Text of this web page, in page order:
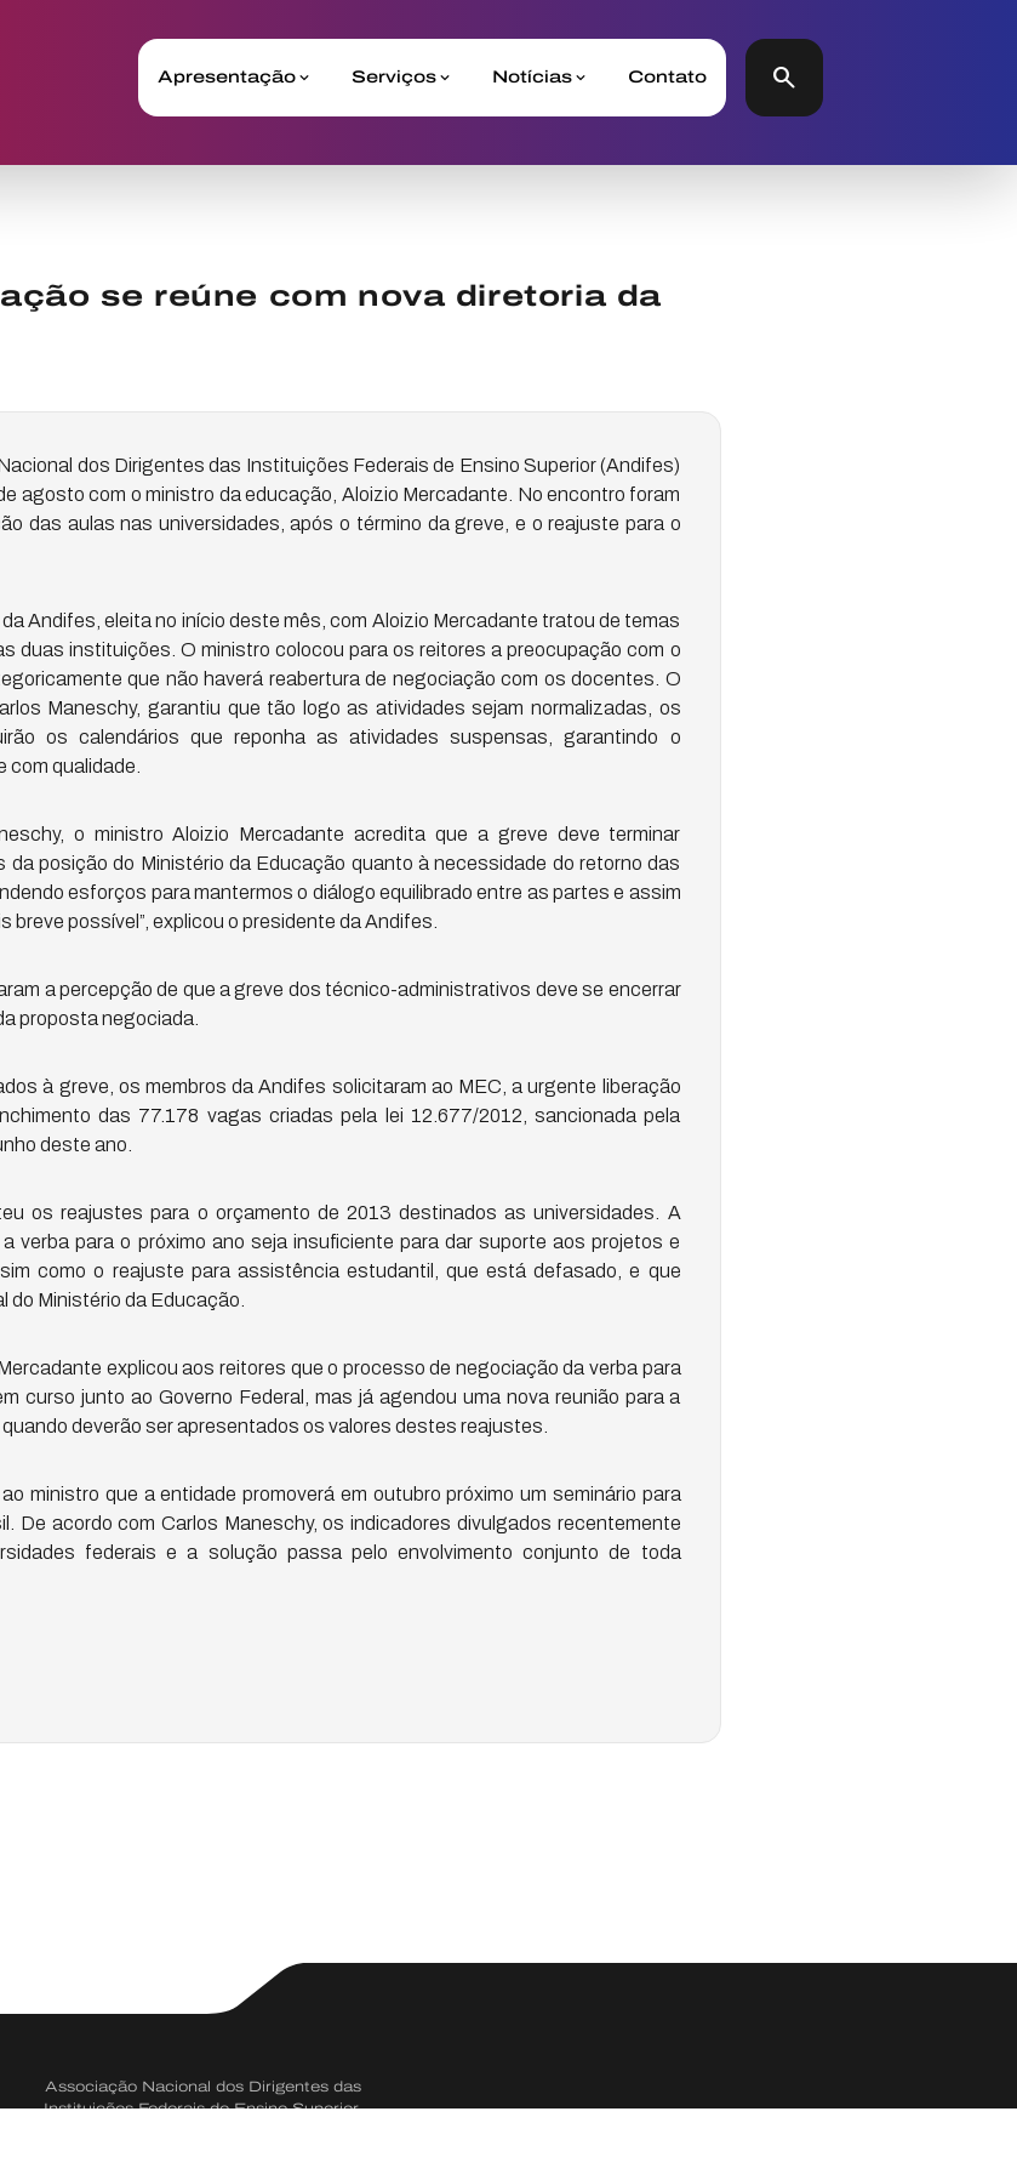
Apresentação Serviços Notícias Contato search
se reúne com nova diretoria da
dos Dirigentes das Instituições Federais de Ensino Superior (Andifes)
agosto com o ministro da educação, Aloizio Mercadante. No encontro foram
das aulas nas universidades, após o término da greve, e o reajuste para o
Andifes, eleita no início deste mês, com Aloizio Mercadante tratou de temas
duas instituições. O ministro colocou para os reitores a preocupação com o
que não haverá reabertura de negociação com os docentes. O
Maneschy, garantiu que tão logo as atividades sejam normalizadas, os
os calendários que reponha as atividades suspensas, garantindo o
qualidade.
o ministro Aloizio Mercadante acredita que a greve deve terminar
da posição do Ministério da Educação quanto à necessidade do retorno das
esforços para mantermos o diálogo equilibrado entre as partes e assim
breve possível”, explicou o presidente da Andifes.
a percepção de que a greve dos técnico-administrativos deve se encerrar
proposta negociada.
à greve, os membros da Andifes solicitaram ao MEC, a urgente liberação
das 77.178 vagas criadas pela lei 12.677/2012, sancionada pela
deste ano.
os reajustes para o orçamento de 2013 destinados as universidades. A
verba para o próximo ano seja insuficiente para dar suporte aos projetos e
como o reajuste para assistência estudantil, que está defasado, e que
do Ministério da Educação.
explicou aos reitores que o processo de negociação da verba para
curso junto ao Governo Federal, mas já agendou uma nova reunião para a
deverão ser apresentados os valores destes reajustes.
ministro que a entidade promoverá em outubro próximo um seminário para
De acordo com Carlos Maneschy, os indicadores divulgados recentemente
federais e a solução passa pelo envolvimento conjunto de toda
Associação Nacional dos Dirigentes das
Instituições Federais de Ensino Superior.